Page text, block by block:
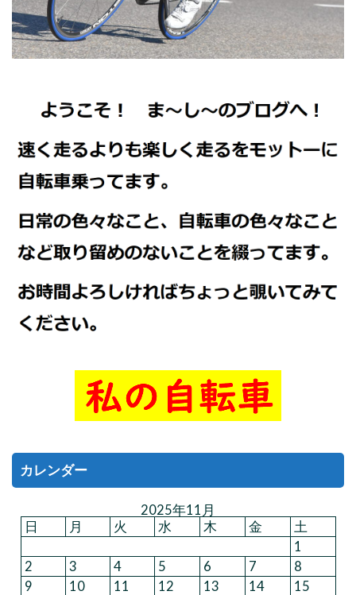
カレンダー
2025年11月
日
月 火 水 木 金
土
1
2
3 4 5 6 7
8
9
10 11 12 13 14 15